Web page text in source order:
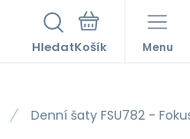
Hledat Menu
Denní šaty FSU782 -